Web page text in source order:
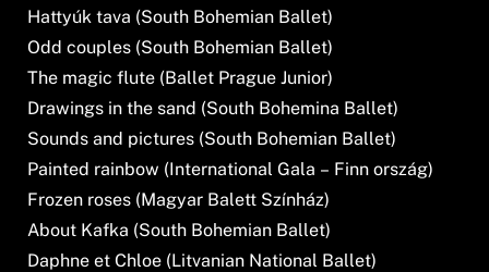
Hattyúk tava (South Bohemian Ballet)
Odd couples (South Bohemian Ballet)
The magic flute (Ballet Prague Junior)
Drawings in the sand (South Bohemina Ballet)
Sounds and pictures (South Bohemian Ballet)
Painted rainbow (International Gala – Finn ország)
Frozen roses (Magyar Balett Színház)
About Kafka (South Bohemian Ballet)
Daphne et Chloe (Litvanian National Ballet)